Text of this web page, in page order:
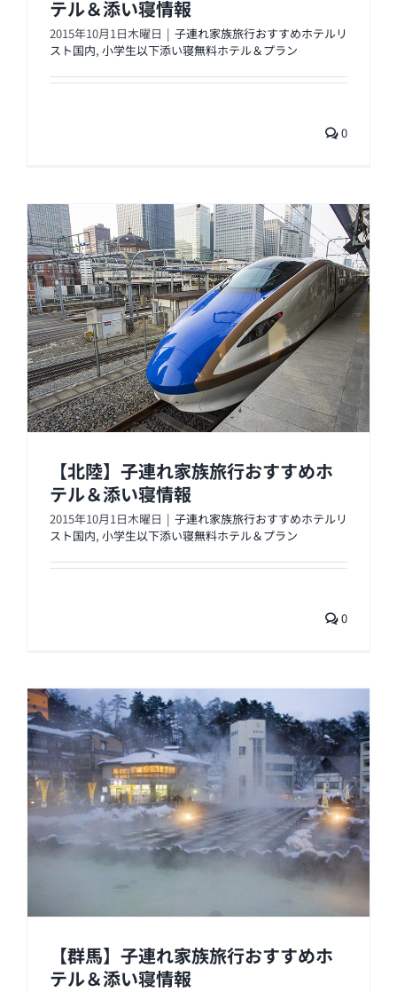
テル＆添い寝情報
2015年10月1日木曜日 | 子連れ家族旅行おすすめホテルリ
スト国内, 小学生以下添い寝無料ホテル＆プラン
0
【北陸】子連れ家族旅行おすすめホ
テル＆添い寝情報
2015年10月1日木曜日 | 子連れ家族旅行おすすめホテルリ
スト国内, 小学生以下添い寝無料ホテル＆プラン
0
【群馬】子連れ家族旅行おすすめホ
テル＆添い寝情報